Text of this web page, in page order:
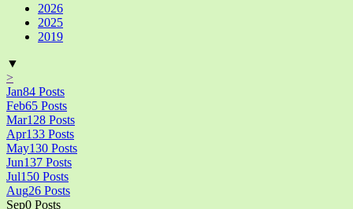
2026
2025
2019
▼
>
Jan84 Posts
Feb65 Posts
Mar128 Posts
Apr133 Posts
May130 Posts
Jun137 Posts
Jul150 Posts
Aug26 Posts
Sep0 Posts